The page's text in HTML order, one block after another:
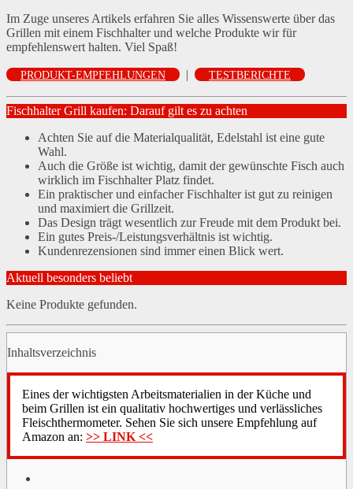
Im Zuge unseres Artikels erfahren Sie alles Wissenswerte über das
Grillen mit einem Fischhalter und welche Produkte wir für
empfehlenswert halten. Viel Spaß!
PRODUKT-EMPFEHLUNGEN | TESTBERICHTE
Fischhalter Grill kaufen: Darauf gilt es zu achten
Achten Sie auf die Materialqualität, Edelstahl ist eine gute
Wahl.
Auch die Größe ist wichtig, damit der gewünschte Fisch auch
wirklich im Fischhalter Platz findet.
Ein praktischer und einfacher Fischhalter ist gut zu reinigen
und maximiert die Grillzeit.
Das Design trägt wesentlich zur Freude mit dem Produkt bei.
Ein gutes Preis-/Leistungsverhältnis ist wichtig.
Kundenrezensionen sind immer einen Blick wert.
Aktuell besonders beliebt
Keine Produkte gefunden.
Inhaltsverzeichnis
Eines der wichtigsten Arbeitsmaterialien in der Küche und
beim Grillen ist ein qualitativ hochwertiges und verlässliches
Fleischthermometer. Sehen Sie sich unsere Empfehlung auf
Amazon an: >> LINK <<